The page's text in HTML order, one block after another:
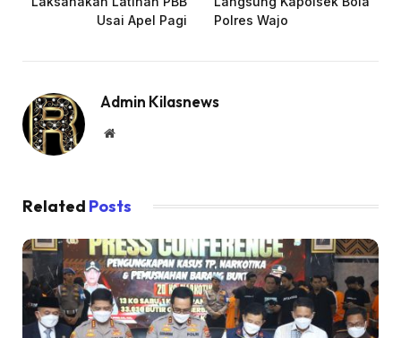
Usai Apel Pagi
Polres Wajo
Admin Kilasnews
Website
Related Posts